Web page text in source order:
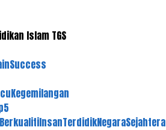
Islam TGS